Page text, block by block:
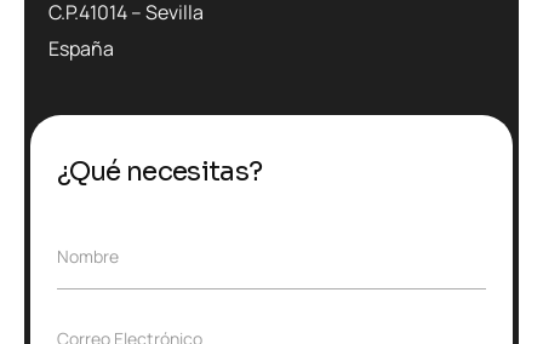
C.P.41014 – Sevilla
España
¿Qué necesitas?
N
Nombre
C